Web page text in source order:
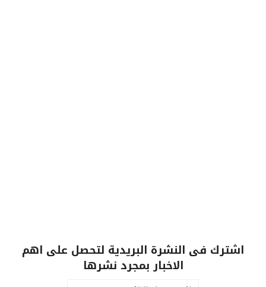
اشترك فى النشرة البريدية لتحصل على اهم
الاخبار بمجرد نشرها